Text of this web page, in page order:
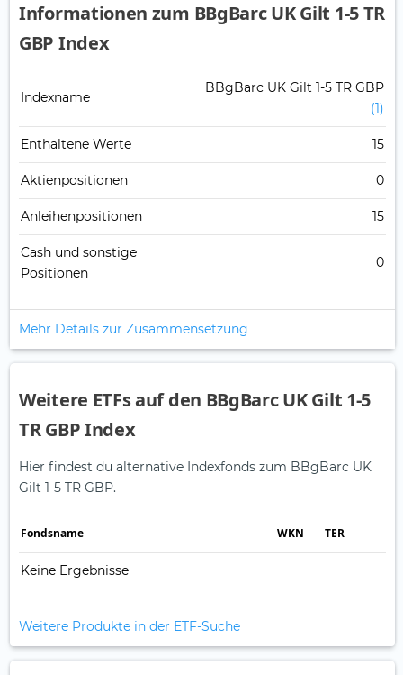
Informationen zum BBgBarc UK Gilt 1-5 TR
GBP Index
Indexname
BBgBarc UK Gilt 1-5 TR GBP
(1)
Enthaltene Werte 15
Aktienpositionen 0
Anleihenpositionen 15
Cash und sonstige
Positionen
0
Mehr Details zur Zusammensetzung
Weitere ETFs auf den BBgBarc UK Gilt 1-5
TR GBP Index
Hier findest du alternative Indexfonds zum BBgBarc UK
Gilt 1-5 TR GBP.
Fonds­name WKN TER
Keine Ergebnisse
Weitere Produkte in der ETF-Suche